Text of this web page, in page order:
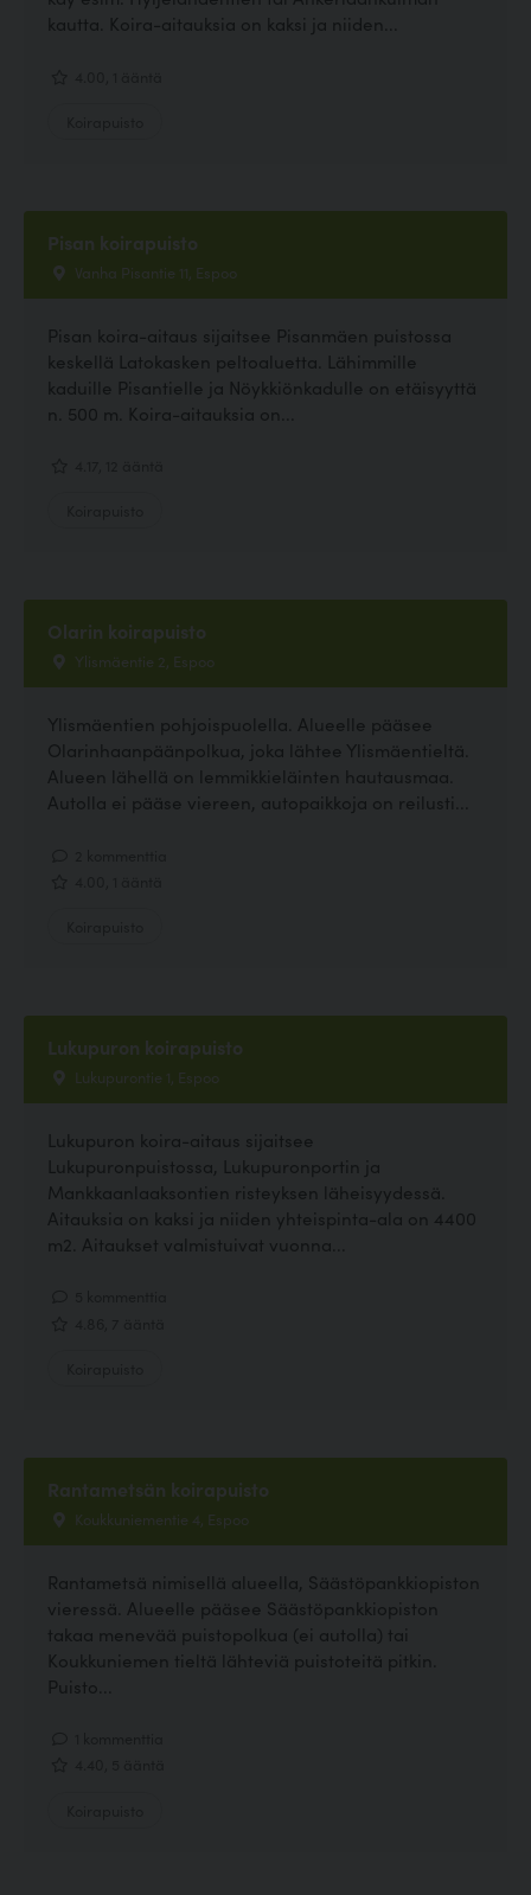
kautta. Koira-aitauksia on kaksi ja niiden...
Pisan koirapuisto
Vanha Pisantie 11, Espoo
Pisan koira-aitaus sijaitsee Pisanmäen puistossa
keskellä Latokasken peltoaluetta. Lähimmille
kaduille Pisantielle ja Nöykkiönkadulle on etäisyyttä
n. 500 m. Koira-aitauksia on...
Olarin koirapuisto
Ylismäentie 2, Espoo
Ylismäentien pohjoispuolella. Alueelle pääsee
Olarinhaanpäänpolkua, joka lähtee Ylismäentieltä.
Alueen lähellä on lemmikkieläinten hautausmaa.
Autolla ei pääse viereen, autopaikkoja on reilusti...
Lukupuron koirapuisto
Lukupurontie 1, Espoo
Lukupuron koira-aitaus sijaitsee
Lukupuronpuistossa, Lukupuronportin ja
Mankkaanlaaksontien risteyksen läheisyydessä.
Aitauksia on kaksi ja niiden yhteispinta-ala on 4400
m2. Aitaukset valmistuivat vuonna...
Rantametsän koirapuisto
Koukkuniementie 4, Espoo
Rantametsä nimisellä alueella, Säästöpankkiopiston
vieressä. Alueelle pääsee Säästöpankkiopiston
takaa menevää puistopolkua (ei autolla) tai
Koukkuniemen tieltä lähteviä puistoteitä pitkin.
Puisto...